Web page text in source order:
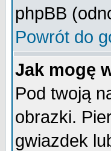
phpBB
Powrót do
Jak mogę
Pod twoją
obrazki.
gwiazdek